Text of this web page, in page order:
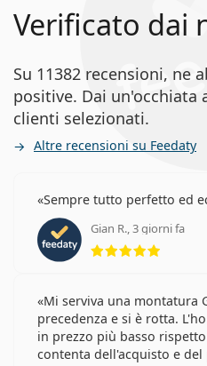
Verificato dai
Su 11382 recensioni, ne
positive. Dai un'occhiata
clienti selezionati.
Altre recensioni su Feedaty
Sempre tutto perfetto ed
Gian R., 3 giorni fa
Mi serviva una montatura
precedenza e si è rotta.
in prezzo più basso
contenta dell'acquisto e del